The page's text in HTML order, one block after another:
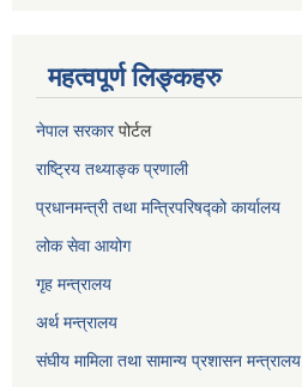
महत्वपूर्ण लिङ्कहरु
नेपाल सरकारपोर्टल
राष्ट्रिय तथ्याङ्क प्रणाली
प्रधानमन्त्री तथा मन्त्रिपरिषद्को कार्यालय
लोक सेवाआयोग
गृह मन्त्रालय
अर्थ मन्त्रालय
संघीय मामिला तथा सामान्य प्रशासन मन्त्रालय